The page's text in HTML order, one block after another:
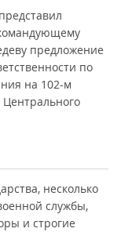
предложение
по
на 102-м
несколько
службы,
и строгие